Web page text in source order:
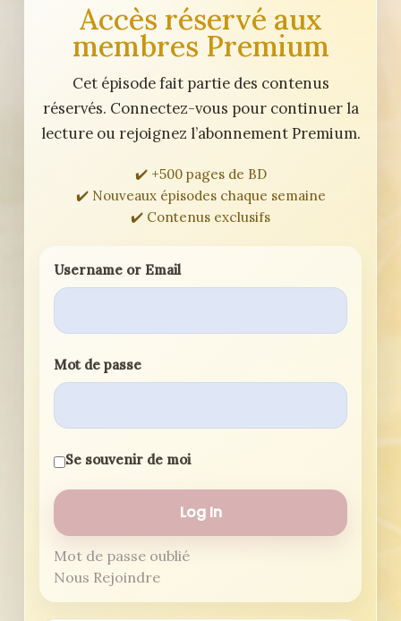
Accès réservé aux
membres Premium
Cet épisode fait partie des contenus
réservés. Connectez-vous pour continuer la
lecture ou rejoignez l’abonnement Premium.
✔️ +500 pages de BD
✔️ Nouveaux épisodes chaque semaine
✔️ Contenus exclusifs
Username or Email
Mot de passe
Se souvenir de moi
Mot de passe oublié
Nous Rejoindre